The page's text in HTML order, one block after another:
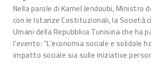
Nella parole di Kamel Jendoubi, Ministro
con le Istanze Costituzionali, la Società
Umani della Repubblica Tunisina che ha
l’evento: “L’economia sociale e solidale
impatto sociale sia sulle iniziative